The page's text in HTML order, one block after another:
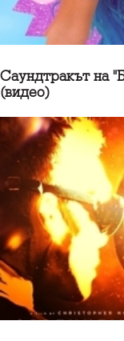
Саундтракът на
(видео)